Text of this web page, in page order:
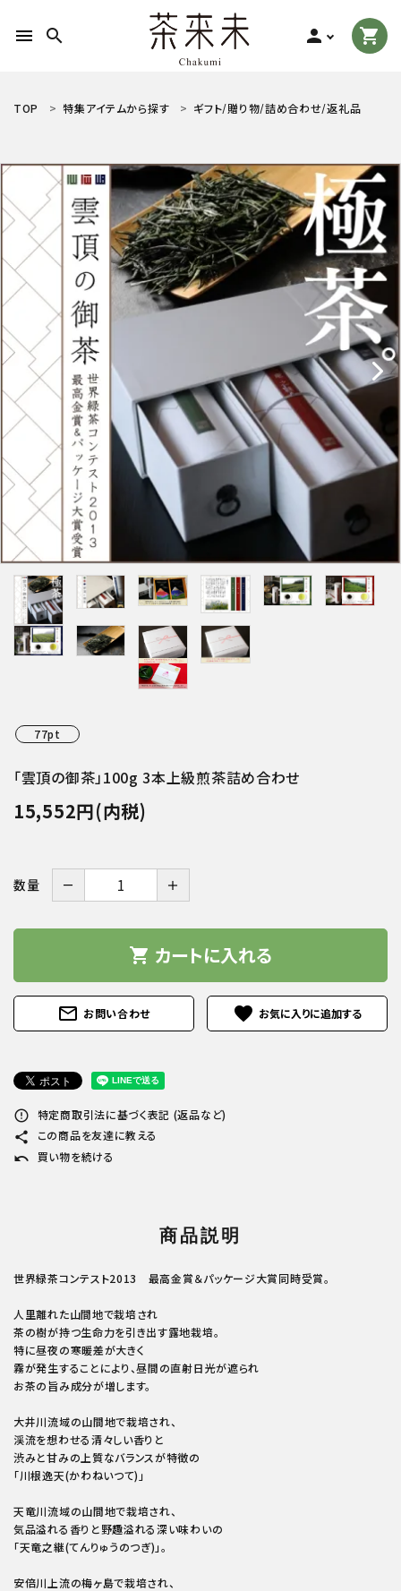
menu search person shopping_cart
search
ACCOUNT MENU
ようこそ ゲスト 様
meeting_room ログイン person 新規会員登録
お茶の種類から探す
食品から探す
ティーグッズから探す
特集アイテムから探す
ガイドライン
TOP 特集アイテムから探す ギフト/贈り物/詰め合わせ/返礼品
77pt
「雲頂の御茶」100g 3本上級煎茶詰め合わせ
15,552円(内税)
数量 － ＋
shopping_cart カートに入れる
mail_outline お問い合わせ favorite
error_outline 特定商取引法に基づく表記 (返品など)
share この商品を友達に教える
undo 買い物を続ける
商品説明
世界緑茶コンテスト2013 最高金賞＆パッケージ大賞同時受賞。
人里離れた山間地で栽培され
茶の樹が持つ生命力を引き出す露地栽培。
特に昼夜の寒暖差が大きく
霧が発生することにより、昼間の直射日光が遮られ
お茶の旨み成分が増します。
大井川流域の山間地で栽培され、
渓流を想わせる清々しい香りと
渋みと甘みの上質なバランスが特徴の
「川根逸天(かわねいつて)」
天竜川流域の山間地で栽培され、
気品溢れる香りと野趣溢れる深い味わいの
「天竜之継(てんりゅうのつぎ)」。
安倍川上流の梅ヶ島で栽培され、